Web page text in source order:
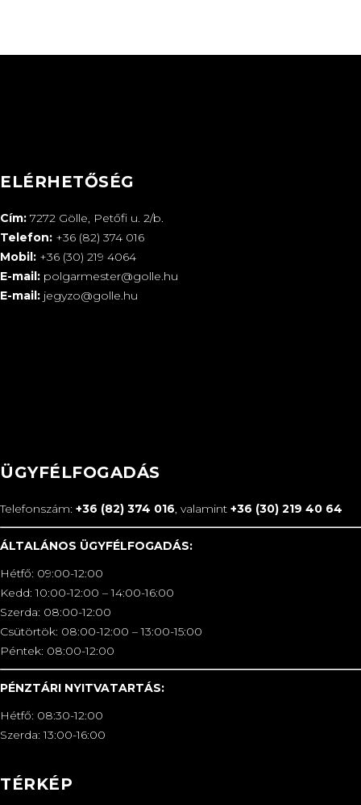
ELÉRHETŐSÉG
Cím: 7272 Gölle, Petőfi u. 2/b.
Telefon: +36 (82) 374 016
Mobil: +36 (30) 219 4064
E-mail: polgarmester@golle.hu
E-mail: jegyzo@golle.hu
ÜGYFÉLFOGADÁS
Telefonszám: +36 (82) 374 016, valamint +36 (30) 219 40 64
ÁLTALÁNOS ÜGYFÉLFOGADÁS:
Hétfő: 09:00-12:00
Kedd: 10:00-12:00 – 14:00-16:00
Szerda: 08:00-12:00
Csütörtök: 08:00-12:00 – 13:00-15:00
Péntek: 08:00-12:00
PÉNZTÁRI NYITVATARTÁS:
Hétfő: 08:30-12:00
Szerda: 13:00-16:00
TÉRKÉP